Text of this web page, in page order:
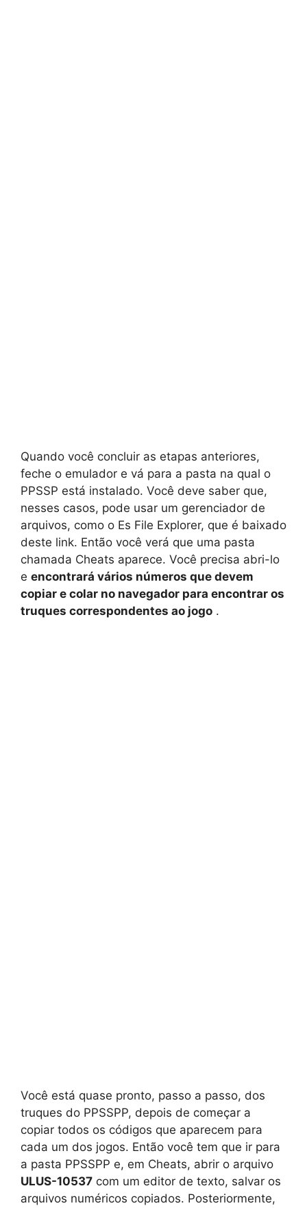
Quando você concluir as etapas anteriores,
feche o emulador e vá para a pasta na qual o
PPSSP está instalado. Você deve saber que,
nesses casos, pode usar um gerenciador de
arquivos, como o Es File Explorer, que é baixado
deste link. Então você verá que uma pasta
chamada Cheats aparece. Você precisa abri-lo
e encontrará vários números que devem
copiar e colar no navegador para encontrar os
truques correspondentes ao jogo .
Você está quase pronto, passo a passo, dos
truques do PPSSPP, depois de começar a
copiar todos os códigos que aparecem para
cada um dos jogos. Então você tem que ir para
a pasta PPSSPP e, em Cheats, abrir o arquivo
ULUS-10537 com um editor de texto, salvar os
arquivos numéricos copiados. Posteriormente,